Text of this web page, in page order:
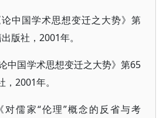
中国学术思想变迁之大势》第
版社，2001年。
中国学术思想变迁之大势》第65
2001年。
对儒家“伦理”概念的反省与考